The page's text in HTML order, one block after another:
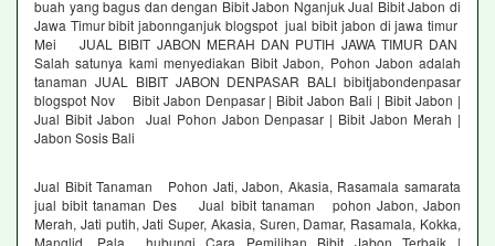
buah yang bagus dan dengan Bibit Jabon Nganjuk Jual Bibit Jabon di
Jawa Timur bibit jabonnganjuk blogspot jual bibit jabon di jawa timur
Mei JUAL BIBIT JABON MERAH DAN PUTIH JAWA TIMUR DAN
Salah satunya kami menyediakan Bibit Jabon, Pohon Jabon adalah
tanaman JUAL BIBIT JABON DENPASAR BALI bibitjabondenpasar
blogspot Nov Bibit Jabon Denpasar | Bibit Jabon Bali | Bibit Jabon |
Jual Bibit Jabon Jual Pohon Jabon Denpasar | Bibit Jabon Merah |
Jabon Sosis Bali
Jual Bibit Tanaman Pohon Jati, Jabon, Akasia, Rasamala samarata
jual bibit tanaman Des Jual bibit tanaman pohon Jabon, Jabon
Merah, Jati putih, Jati Super, Akasia, Suren, Damar, Rasamala, Kokka,